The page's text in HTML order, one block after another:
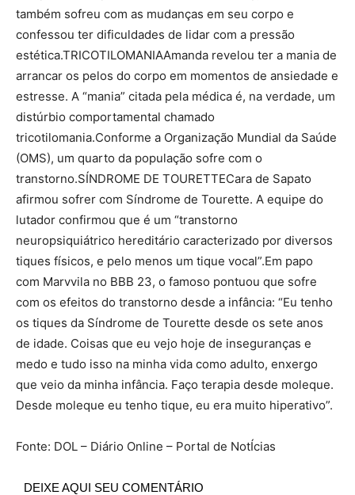
também sofreu com as mudanças em seu corpo e
confessou ter dificuldades de lidar com a pressão
estética.TRICOTILOMANIAAmanda revelou ter a mania de
arrancar os pelos do corpo em momentos de ansiedade e
estresse. A “mania” citada pela médica é, na verdade, um
distúrbio comportamental chamado
tricotilomania.Conforme a Organização Mundial da Saúde
(OMS), um quarto da população sofre com o
transtorno.SÍNDROME DE TOURETTECara de Sapato
afirmou sofrer com Síndrome de Tourette. A equipe do
lutador confirmou que é um “transtorno
neuropsiquiátrico hereditário caracterizado por diversos
tiques físicos, e pelo menos um tique vocal”.Em papo
com Marvvila no BBB 23, o famoso pontuou que sofre
com os efeitos do transtorno desde a infância: “Eu tenho
os tiques da Síndrome de Tourette desde os sete anos
de idade. Coisas que eu vejo hoje de inseguranças e
medo e tudo isso na minha vida como adulto, enxergo
que veio da minha infância. Faço terapia desde moleque.
Desde moleque eu tenho tique, eu era muito hiperativo”.
Fonte: DOL – Diário Online – Portal de NotÍcias
DEIXE AQUI SEU COMENTÁRIO